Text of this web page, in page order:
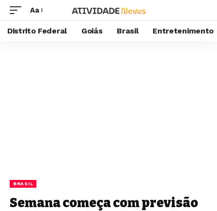
Aa
Distrito Federal Goiás Brasil Entretenimento
BRASIL
Semana começa com previsão